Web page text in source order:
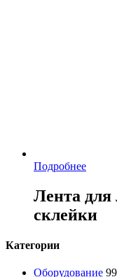
Подробнее
Лента для
склейки
Категории
Оборудование 99